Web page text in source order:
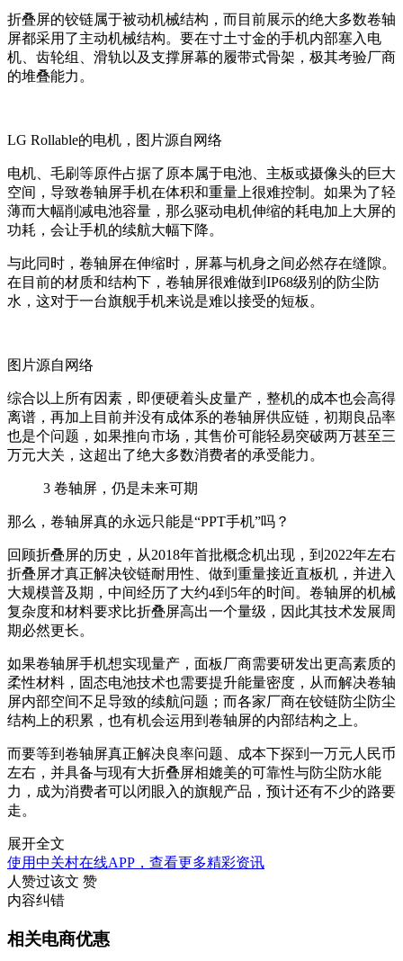
折叠屏的铰链属于被动机械结构，而目前展示的绝大多数卷轴
屏都采用了主动机械结构。要在寸土寸金的手机内部塞入电
机、齿轮组、滑轨以及支撑屏幕的履带式骨架，极其考验厂商
的堆叠能力。
LG Rollable的电机，图片源自网络
电机、毛刷等原件占据了原本属于电池、主板或摄像头的巨大
空间，导致卷轴屏手机在体积和重量上很难控制。如果为了轻
薄而大幅削减电池容量，那么驱动电机伸缩的耗电加上大屏的
功耗，会让手机的续航大幅下降。
与此同时，卷轴屏在伸缩时，屏幕与机身之间必然存在缝隙。
在目前的材质和结构下，卷轴屏很难做到 IP68级别的防尘防
水，这对于一台旗舰手机来说是难以接受的短板。
图片源自网络
综合以上所有因素，即便硬着头皮量产，整机的成本也会高得
离谱，再加上目前并没有成体系的卷轴屏供应链，初期良品率
也是个问题，如果推向市场，其售价可能轻易突破两万甚至三
万元大关，这超出了绝大多数消费者的承受能力。
3 卷轴屏，仍是未来可期
那么，卷轴屏真的永远只能是“PPT手机”吗？
回顾折叠屏的历史，从2018年首批概念机出现，到 2022年左右
折叠屏才真正解决铰链耐用性、做到重量接近直板机，并进入
大规模普及期，中间经历了大约4到 5年的时间。卷轴屏的机械
复杂度和材料要求比折叠屏高出一个量级，因此其技术发展周
期必然更长。
如果卷轴屏手机想实现量产，面板厂商需要研发出更高素质的
柔性材料，固态电池技术也需要提升能量密度，从而解决卷轴
屏内部空间不足导致的续航问题；而各家厂商在铰链防尘防尘
结构上的积累，也有机会运用到卷轴屏的内部结构之上。
而要等到卷轴屏真正解决良率问题、成本下探到一万元人民币
左右，并具备与现有大折叠屏相媲美的可靠性与防尘防水能
力，成为消费者可以闭眼入的旗舰产品，预计还有不少的路要
走。
展开全文
使用中关村在线APP，查看更多精彩资讯
人赞过该文 赞
内容纠错
相关电商优惠